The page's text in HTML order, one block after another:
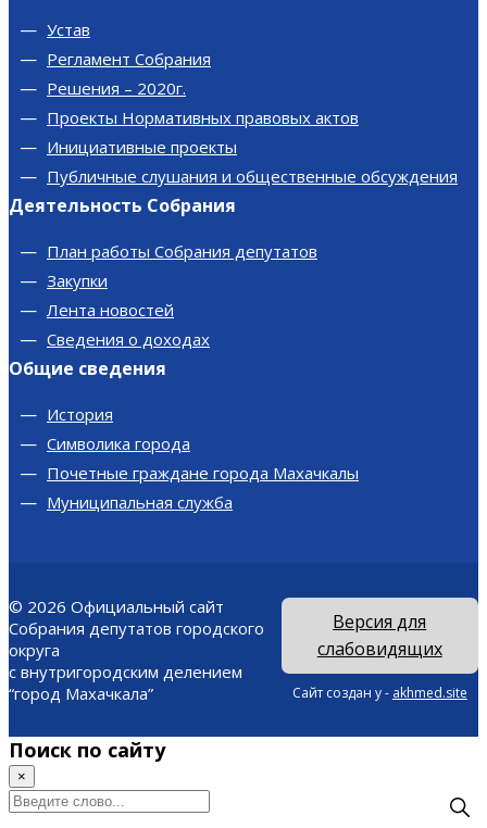
Устав
Регламент Собрания
Решения – 2020г.
Проекты Нормативных правовых актов
Инициативные проекты
Публичные слушания и общественные обсуждения
Деятельность Собрания
План работы Собрания депутатов
Закупки
Лента новостей
Сведения о доходах
Общие сведения
История
Символика города
Почетные граждане города Махачкалы
Муниципальная служба
© 2026 Официальный сайт
Собрания депутатов городского
округа
с внутригородским делением
“город Махачкала”
Версия для
слабовидящих
Сайт создан у - akhmed.site
Поиск по сайту
×